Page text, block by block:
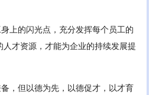
上的闪光点，充分发挥每个员工的
才资源，才能为企业的持续发展提
，但以德为先，以德促才，以才育